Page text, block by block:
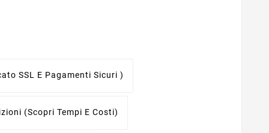
SSL E Pagamenti Sicuri )
(scopri Tempi E Costi)